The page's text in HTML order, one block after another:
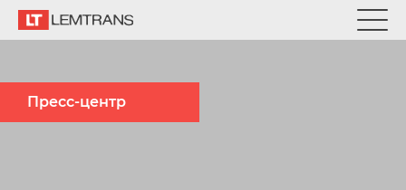
Пресс-центр